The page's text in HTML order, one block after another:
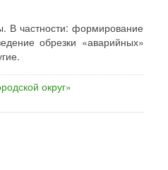
В частности: формирование
обрезки «аварийных»
округ»